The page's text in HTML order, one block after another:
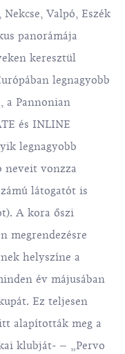
Valpó, Eszék
panorámája
keresztül
legnagyobb
a Pannonian
és INLINE
legnagyobb
neveit vonzza
látogatót is
A kora őszi
megrendezésre
helyszíne a
év májusában
Ez teljesen
alapították meg a
klubját- – „Pervo